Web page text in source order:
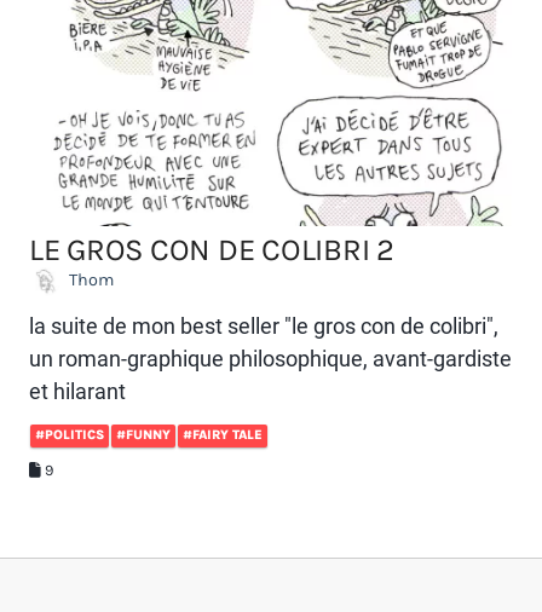
LE GROS CON DE COLIBRI 2
Thom
la suite de mon best seller "le gros con de colibri",
un roman-graphique philosophique, avant-gardiste
et hilarant
#POLITICS #FUNNY #FAIRY TALE
9